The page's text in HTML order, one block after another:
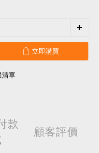
立即購買
清單
款
顧客評價